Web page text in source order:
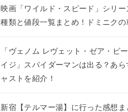
映画「ワイルド・スピード」シリー
種類と値段一覧まとめ！ドミニクの
「ヴェノム レヴェット・ゼア・ビ
イジ」スパイダーマンは出る？あら
ャストを紹介！
新宿【テルマー湯】に行った感想ま